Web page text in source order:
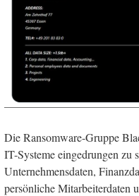
Die Ransomware-Gruppe
IT-Systeme eingedrungen zu
Unternehmensdaten,
persönliche Mitarbeiterdaten